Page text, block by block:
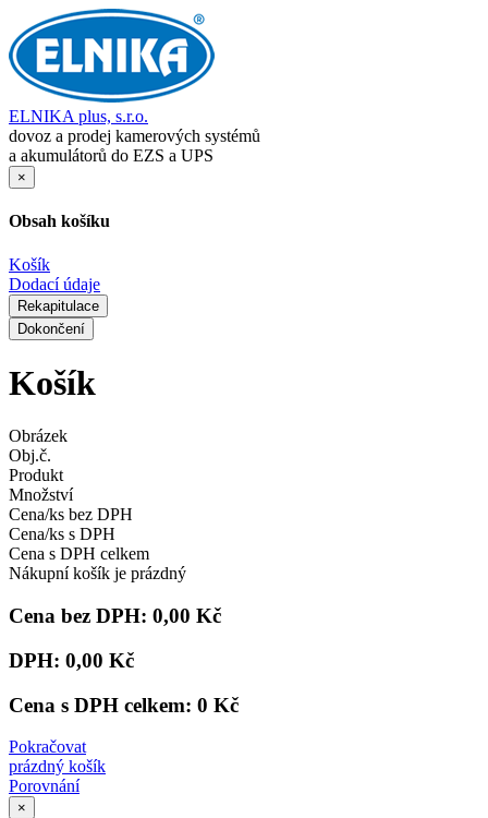
ELNIKA plus, s.r.o.
dovoz a prodej kamerových systémů
a akumulátorů do EZS a UPS
×
Obsah košíku
Košík
Dodací údaje
Rekapitulace
Dokončení
Košík
Obrázek
Obj.č.
Produkt
Množství
Cena/ks bez DPH
Cena/ks s DPH
Cena s DPH celkem
Nákupní košík je prázdný
Cena bez DPH: 0,00 Kč
DPH: 0,00 Kč
Cena s DPH celkem: 0 Kč
Pokračovat
prázdný košík
Porovnání
×